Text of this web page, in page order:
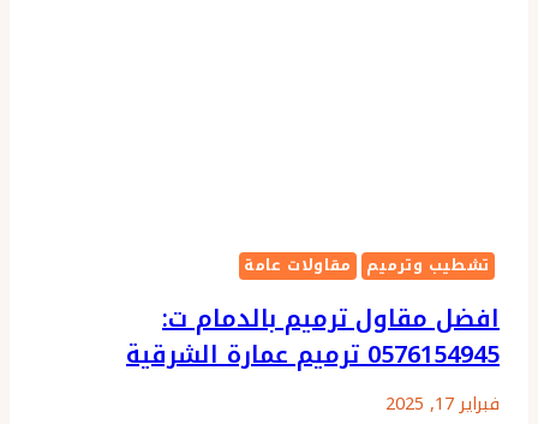
تشطيب وترميم مقاولات عامة
افضل مقاول ترميم بالدمام ت:
0576154945 ترميم عمارة الشرقية
فبراير 17, 2025